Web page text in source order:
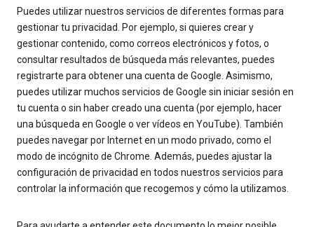
Puedes utilizar nuestros servicios de diferentes formas para
gestionar tu privacidad. Por ejemplo, si quieres crear y
gestionar contenido, como correos electrónicos y fotos, o
consultar resultados de búsqueda más relevantes, puedes
registrarte para obtener una cuenta de Google. Asimismo,
puedes utilizar muchos servicios de Google sin iniciar sesión en
tu cuenta o sin haber creado una cuenta (por ejemplo, hacer
una búsqueda en Google o ver vídeos en YouTube). También
puedes navegar por Internet en un modo privado, como el
modo de incógnito de Chrome. Además, puedes ajustar la
configuración de privacidad en todos nuestros servicios para
controlar la información que recogemos y cómo la utilizamos.